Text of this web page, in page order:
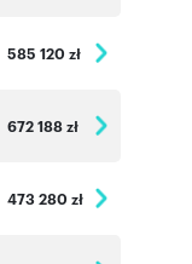
585 120 zł
672 188 zł
473 280 zł